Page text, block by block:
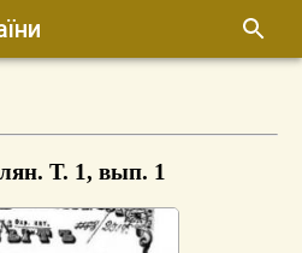
Т. 1, вып. 1